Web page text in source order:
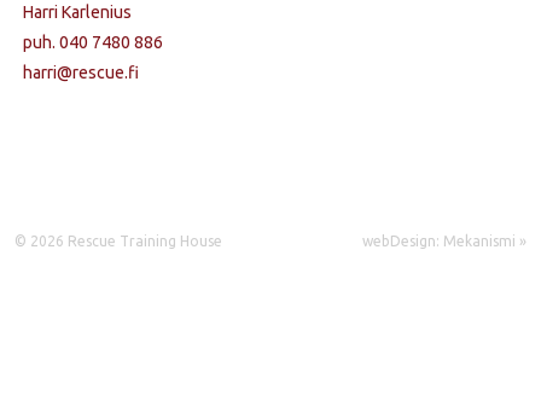
Harri Karlenius
puh. 040 7480 886
harri@rescue.fi
© 2026 Rescue Training House webDesign: Mekanismi »